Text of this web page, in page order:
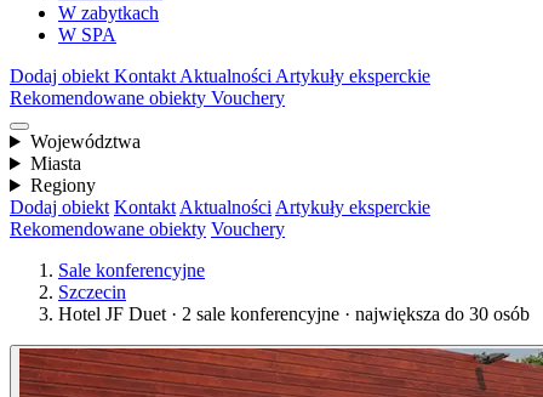
W zabytkach
W SPA
Dodaj obiekt Kontakt Aktualności Artykuły eksperckie
Rekomendowane obiekty Vouchery
Województwa
Miasta
Regiony
Dodaj obiekt Kontakt Aktualności Artykuły eksperckie
Rekomendowane obiekty Vouchery
Sale konferencyjne
Szczecin
Hotel JF Duet · 2 sale konferencyjne · największa do 30 osób